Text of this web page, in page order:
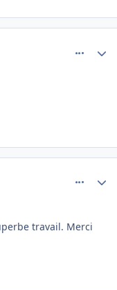
travail. Merci